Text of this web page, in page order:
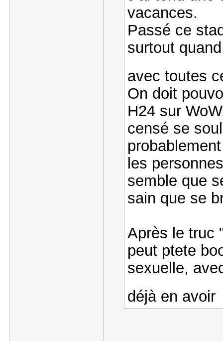
vacances.
Passé ce
surtout
avec toutes
On doit
H24 sur
censé se
les
semble que
sain que se
Après le truc
peut ptete
sexuelle,
déjà en